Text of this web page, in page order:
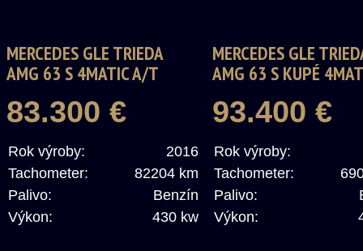
MERCEDES GLE TRIEDA
AMG 63 S 4MATIC A/T
83.300 €
Rok výroby:
2016
Tachometer:
82204 km
Palivo:
Benzín
Výkon:
430 kw
MERCEDES GLE
AMG 63 S KUPÉ
93.400 €
Rok výroby:
Tachometer:
Palivo:
Výkon: